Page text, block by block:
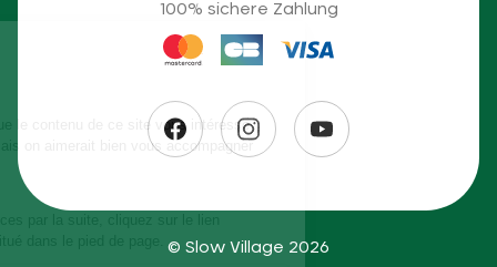
100% sichere Zahlung
© Slow Village 2026